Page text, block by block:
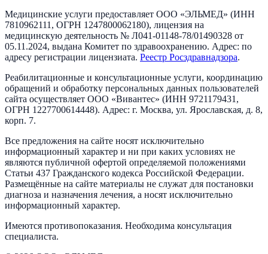
Медицинские услуги предоставляет ООО «ЭЛЬМЕД» (ИНН
7810962111 , ОГРН 1247800062180), лицензия на
медицинскую деятельность № Л041-01148-78/01490328 от
05.11.2024, выдана Комитет по здравоохранению. Адрес: по
адресу регистрации лицензиата. Реестр Росздравнадзора.
Реабилитационные и консультационные услуги, координацию
обращений и обработку персональных данных пользователей
сайта осуществляет ООО «Вивантес» (ИНН 9721179431 ,
ОГРН 1227700614448). Адрес: г. Москва, ул. Ярославская, д. 8,
корп. 7.
Все предложения на сайте носят исключительно
информационный характер и ни при каких условиях не
являются публичной офертой определяемой положениями
Статьи 437 Гражданского кодекса Российской Федерации.
Размещённые на сайте материалы не служат для постановки
диагноза и назначения лечения, а носят исключительно
информационный характер.
Имеются противопоказания. Необходима консультация
специалиста.